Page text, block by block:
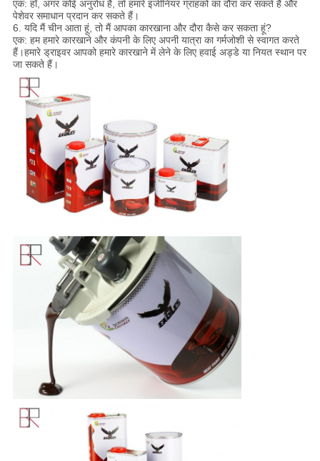
एक: हाँ, अगर कोई अनुरोध है, तो हमारे इंजीनियर ग्राहकों का दौरा कर सकते हैं और
पेशेवर समाधान प्रदान कर सकते हैं।
6. यदि मैं चीन आता हूं, तो मैं आपका कारखाना और दौरा कैसे कर सकता हूं?
एक: हम हमारे कारखाने और कंपनी के लिए अपनी यात्रा का गर्मजोशी से स्वागत करते
हैं।हमारे ड्राइवर आपको हमारे कारखाने में लेने के लिए हवाई अड्डे या नियत स्थान पर
जा सकते हैं।